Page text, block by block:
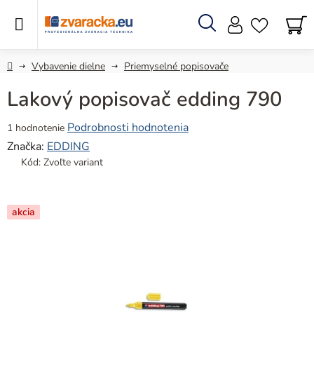
Hľadať
DomovVybavenie dielne Priemyselné popisovače
Lakový popisovač edding 790
Priemerné
hodnotenie
produktu
z
5
1 hodnotenie Podrobnosti hodnotenia
Značka: EDDING
Kód: Zvoľte variant
akcia